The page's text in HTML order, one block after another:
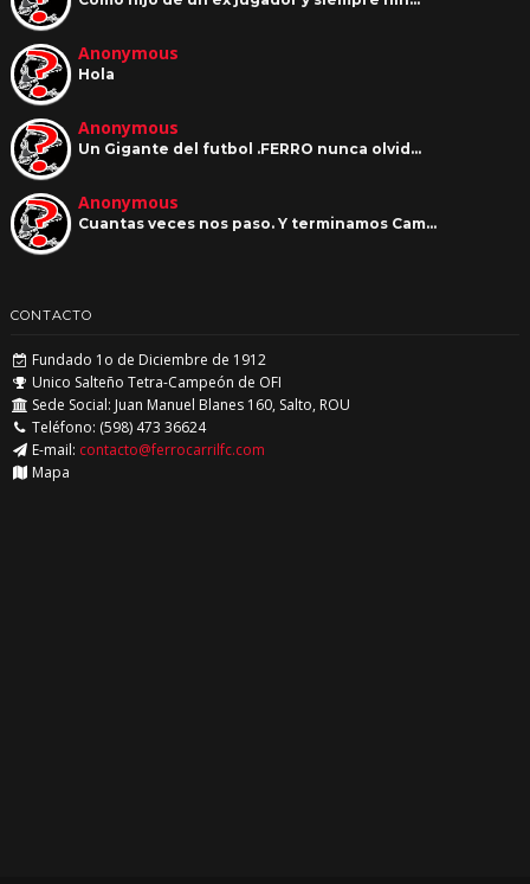
Anonymous
Hola
Anonymous
Un Gigante del futbol .FERRO nunca olvid…
Anonymous
Cuantas veces nos paso. Y terminamos Cam…
CONTACTO
Fundado 1o de Diciembre de 1912
Unico Salteño Tetra-Campeón de OFI
Sede Social: Juan Manuel Blanes 160, Salto, ROU
Teléfono: (598) 473 36624
E-mail: contacto@ferrocarrilfc.com
Mapa